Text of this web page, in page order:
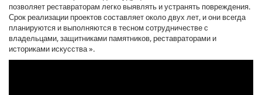
позволяет реставраторам легко выявлять и устранять повреждения.
Срок реализации проектов составляет около двух лет, и они всегда
планируются и выполняются в тесном сотрудничестве с
владельцами, защитниками памятников, реставраторами и
историками искусства ».